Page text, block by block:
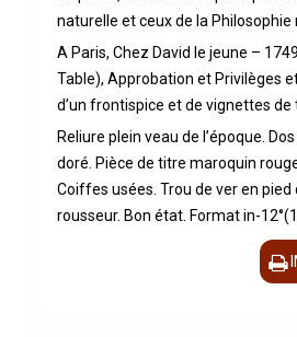
naturelle et ceux de la Philosophie
A Paris, Chez David le jeune –
Table), Approbation et Privilèges
d’un frontispice et de vignettes
Reliure plein veau de l’époque.
doré. Pièce de titre maroquin
Coiffes usées. Trou de ver en pied
rousseur. Bon état. Format in-